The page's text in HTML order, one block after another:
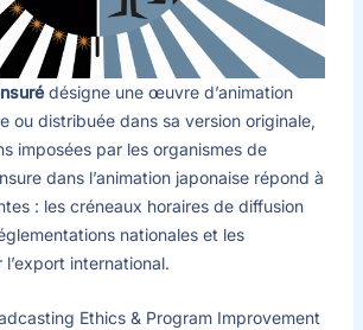
désigne une œuvre d’animation
ou distribuée dans sa version originale,
imposées par les organismes de
dans l’animation japonaise répond à
: les créneaux horaires de diffusion
nationales et les
international.
Ethics & Program Improvement